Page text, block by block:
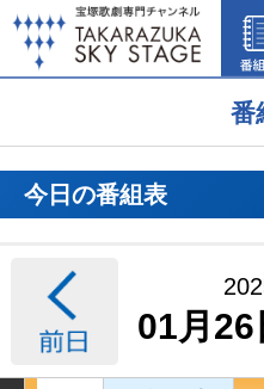
番
今日の番組表
01月26